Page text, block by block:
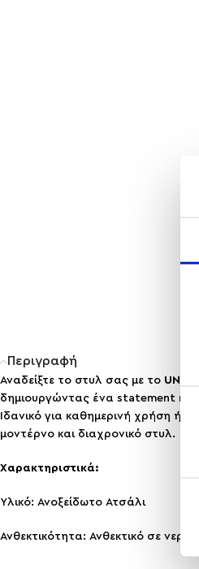
Περιγραφή
Αναδείξτε το στυλ σας με το
δημιουργώντας ένα statement
Ιδανικό για καθημερινή χρήση ή
μοντέρνο και διαχρονικό στυλ.
Χαρακτηριστικά:
Υλικό: Ανοξείδωτο Ατσάλι
Ανθεκτικότητα: Ανθεκτικό σε νερό